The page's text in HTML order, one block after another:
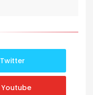
Twitter
Youtube